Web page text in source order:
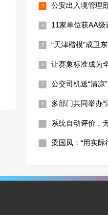
公安出入境管理
11家单位获AA
“天津楷模”成卫
让赛象标准成为
公交司机送“清凉
多部门共同举办
系统自动评价，
梁国凤：“用实